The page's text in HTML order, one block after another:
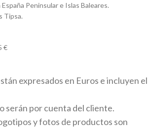
Peninsular e Islas Baleares.
Tipsa.
€
expresados en Euros e incluyen el
serán por cuenta del cliente.
y fotos de productos son